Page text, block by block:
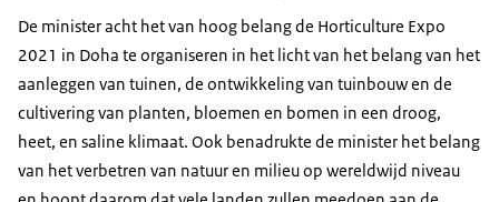
De minister acht het van hoog belang de Horticulture Expo
2021 in Doha te organiseren in het licht van het belang van het
aanleggen van tuinen, de ontwikkeling van tuinbouw en de
cultivering van planten, bloemen en bomen in een droog,
heet, en saline klimaat. Ook benadrukte de minister het belang
van het verbetren van natuur en milieu op wereldwijd niveau